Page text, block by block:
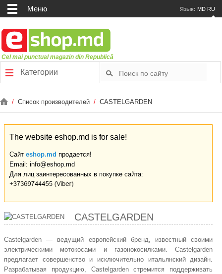
Меню Язык: MD RU
Cel mai punctual magazin din Republică
Категории
/ Список производителей / CASTELGARDEN
The website eshop.md is for sale!
Сайт eshop.md продается!
Email: info@eshop.md
Для лиц заинтересованных в покупке сайта:
CASTELGARDEN
Castelgarden — ведущий европейский бренд, известный своими
электрическими мотокосами и газонокосилками. Castelgarden
предлагает совершенство и исключительно итальянский дизайн.
Разрабатывая продукцию, Castelgarden стремится поддерживать